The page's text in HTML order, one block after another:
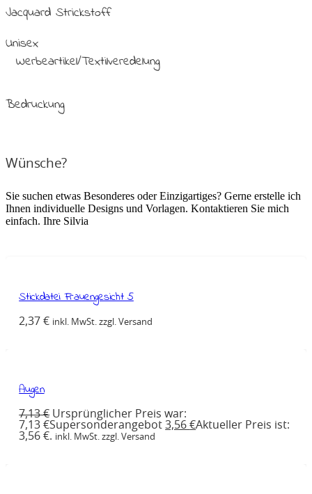
Jacquard Strickstoff
Unisex
Werbeartikel/Textilveredelung
Bedruckung
Wünsche?
Sie suchen etwas Besonderes oder Einzigartiges? Gerne erstelle ich
Ihnen individuelle Designs und Vorlagen. Kontaktieren Sie mich
einfach. Ihre Silvia
Stickdatei Frauengesicht 5
2,37€ inkl. MwSt. zzgl. Versand
Augen
7,13€ Ursprünglicher Preis war:
7,13 €Supersonderangebot 3,56€Aktueller Preis ist:
3,56 €. inkl. MwSt. zzgl. Versand